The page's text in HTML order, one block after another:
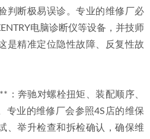
判断极易误诊。专业的维修厂必
电脑诊断仪等设备，并技师
是精准定位隐性故障、反复性故
：奔驰对螺栓扭矩、装配顺序、
专业的维修厂会参照4S店的维保
、举升检查和拆检确认，确保维